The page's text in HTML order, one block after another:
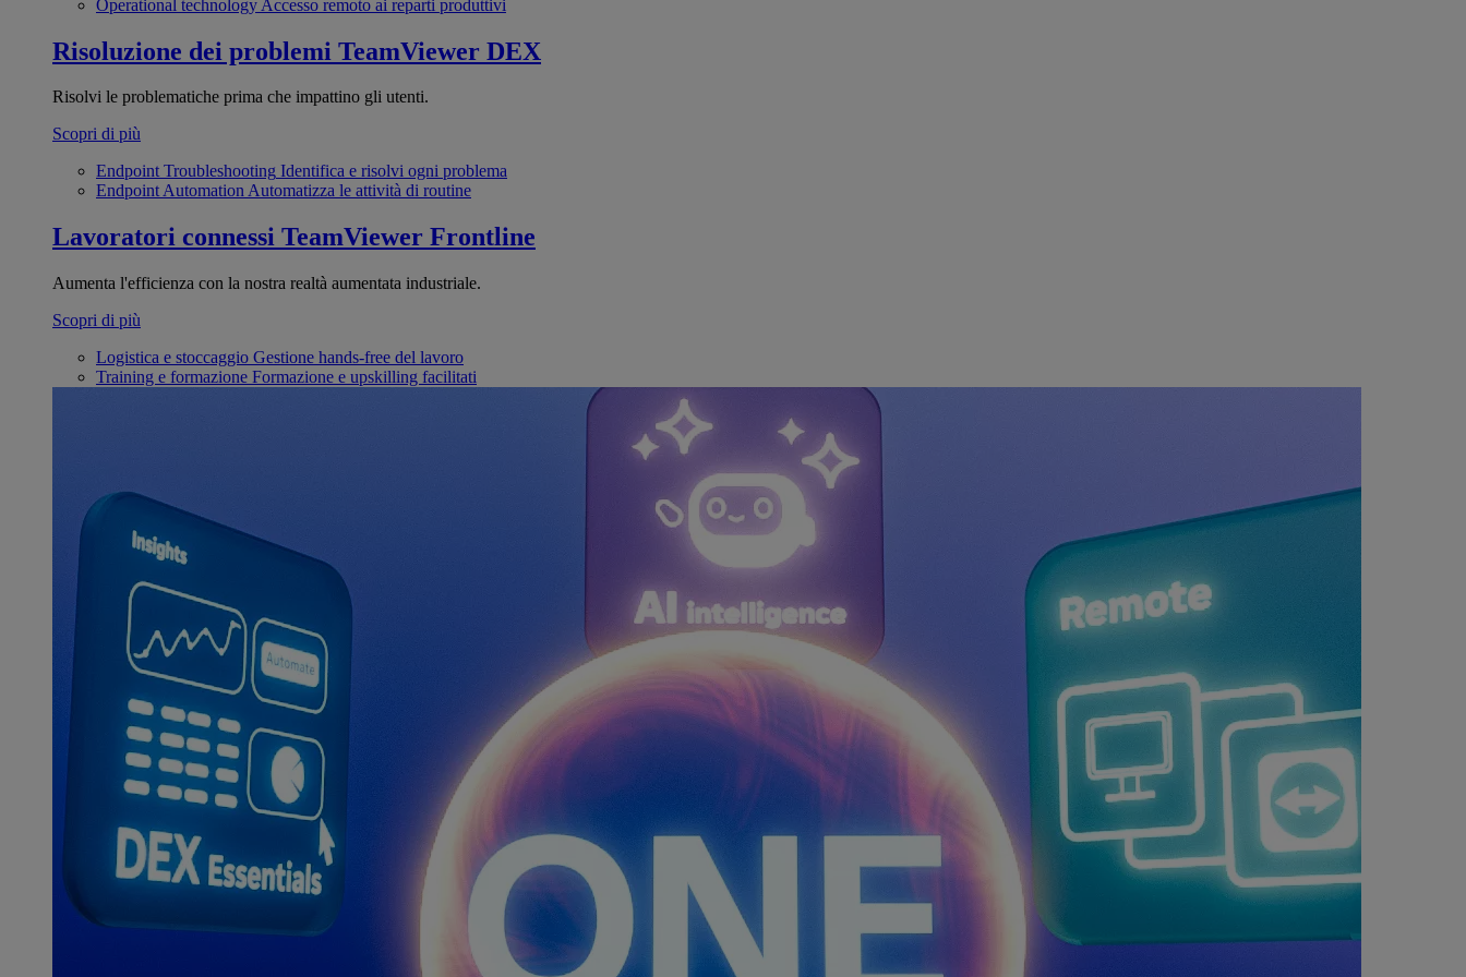
Operational technology Accesso remoto ai reparti produttivi
Risoluzione dei problemi TeamViewer DEX
Risolvi le problematiche prima che impattino gli utenti.
Scopri di più
Endpoint Troubleshooting Identifica e risolvi ogni problema
Endpoint AutomationAutomatizza le attività di routine
Lavoratori connessi TeamViewer Frontline
Aumenta l'efficienza con la nostra realtà aumentata industriale.
Scopri di più
Logistica e stoccaggio Gestione hands-free del lavoro
Training e formazione Formazione e upskilling facilitati